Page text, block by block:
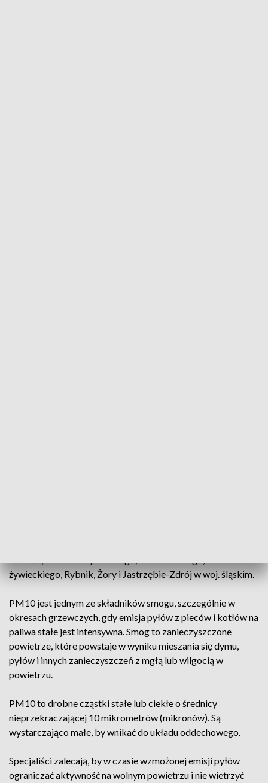
żywieckiego, Rybnik, Żory i Jastrzębie-Zdrój w woj. śląskim.
PM10 jest jednym ze składników smogu, szczególnie w
okresach grzewczych, gdy emisja pyłów z pieców i kotłów na
paliwa stałe jest intensywna. Smog to zanieczyszczone
powietrze, które powstaje w wyniku mieszania się dymu,
pyłów i innych zanieczyszczeń z mgłą lub wilgocią w
powietrzu.
PM10 to drobne cząstki stałe lub ciekłe o średnicy
nieprzekraczającej 10 mikrometrów (mikronów). Są
wystarczająco małe, by wnikać do układu oddechowego.
Specjaliści zalecają, by w czasie wzmożonej emisji pyłów
ograniczać aktywność na wolnym powietrzu i nie wietrzyć